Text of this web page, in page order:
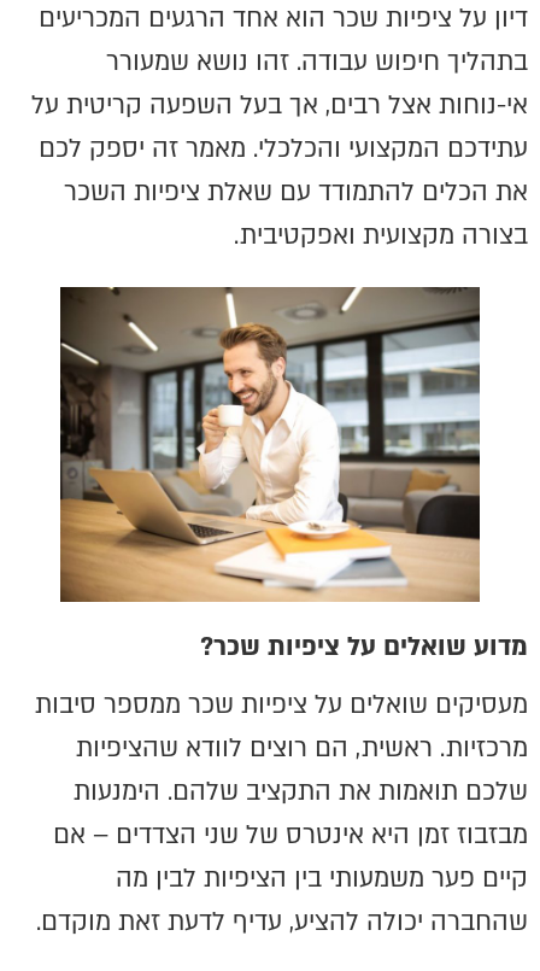
דיון על ציפיות שכר הוא אחד הרגעים המכריעים
בתהליך חיפוש עבודה. זהו נושא שמעורר
אי-נוחות אצל רבים, אך בעל השפעה קריטית על
עתידכם המקצועי והכלכלי. מאמר זה יספק לכם
את הכלים להתמודד עם שאלת ציפיות השכר
בצורה מקצועית ואפקטיבית.
מדוע שואלים על ציפיות שכר?
מעסיקים שואלים על ציפיות שכר ממספר סיבות
מרכזיות. ראשית, הם רוצים לוודא שהציפיות
שלכם תואמות את התקציב שלהם. הימנעות
מבזבוז זמן היא אינטרס של שני הצדדים – אם
קיים פער משמעותי בין הציפיות לבין מה
שהחברה יכולה להציע, עדיף לדעת זאת מוקדם.